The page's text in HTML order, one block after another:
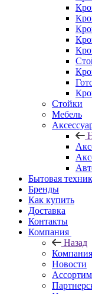
Стойки
Мебель
Бытовая
Бренды
Как купить
Доставка
Контакты
Компания
Назад
Компания
Новости